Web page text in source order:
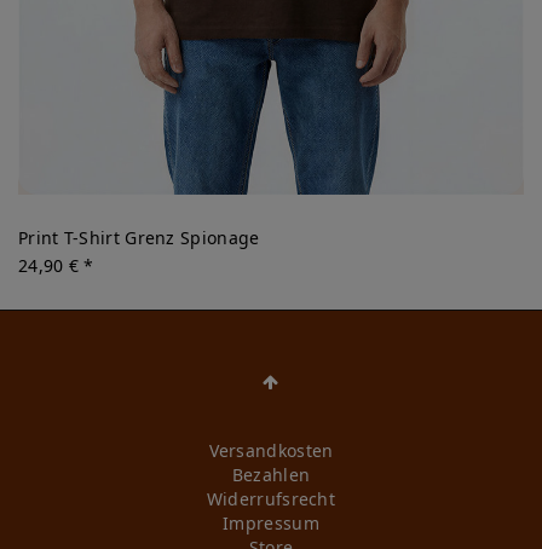
Print T-Shirt Grenz Spionage
24,90 € *
Versandkosten
Bezahlen
Widerrufs­recht
Impressum